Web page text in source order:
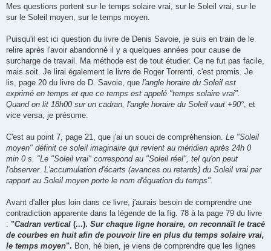
Mes questions portent sur le temps solaire vrai, sur le Soleil vrai, sur le
sur le Soleil moyen, sur le temps moyen.
Puisqu'il est ici question du livre de Denis Savoie, je suis en train de le
relire après l'avoir abandonné il y a quelques années pour cause de
surcharge de travail. Ma méthode est de tout étudier. Ce ne fut pas facile,
mais soit. Je lirai également le livre de Roger Torrenti, c'est promis. Je
lis, page 20 du livre de D. Savoie, que l'angle horaire du Soleil est
exprimé en temps et que ce temps est appelé "temps solaire vrai".
Quand on lit 18h00 sur un cadran, l'angle horaire du Soleil vaut +90°, et
vice versa, je présume.
C'est au point 7, page 21, que j'ai un souci de compréhension. Le "Soleil
moyen" définit ce soleil imaginaire qui revient au méridien après 24h 0
min 0 s. "Le "Soleil vrai" correspond au "Soleil réel", tel qu'on peut
l'observer. L'accumulation d'écarts (avances ou retards) du Soleil vrai par
rapport au Soleil moyen porte le nom d'équation du temps".
Avant d'aller plus loin dans ce livre, j'aurais besoin de comprendre une
contradiction apparente dans la légende de la fig. 78 à la page 79 du livre
: "Cadran vertical (...). Sur chaque ligne horaire, on reconnaît le tracé
de courbes en huit afin de pouvoir lire en plus du temps solaire vrai,
le temps moyen". Bon, hé bien, je viens de comprendre que les lignes